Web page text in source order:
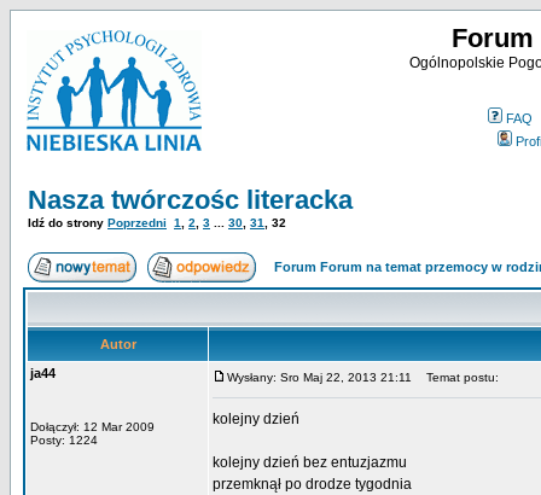
Forum
Ogólnopolskie
FAQ
Nasza twórczośc literacka
Idź do strony Poprzedni 1 2 3 30 31 32
Forum Forum na temat przemocy w
Autor
ja44
Dołączył: 12 Mar 2009
Posty: 1224
Wysłany: Sro Maj 22, 2013 21:11 Temat postu:
kolejny dzień
kolejny dzień bez entuzjazmu
przemknął po drodze tygodnia